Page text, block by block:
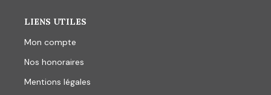
LIENS UTILES
Mon compte
Nos honoraires
Mentions légales